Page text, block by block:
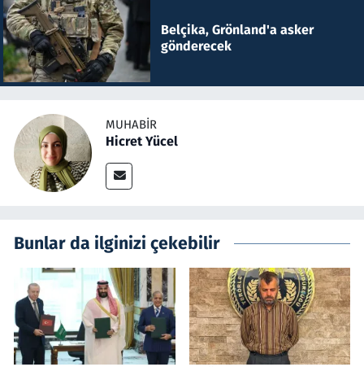
Belçika, Grönland'a asker
gönderecek
MUHABIR
Hicret Yücel
Bunlar da ilginizi çekebilir